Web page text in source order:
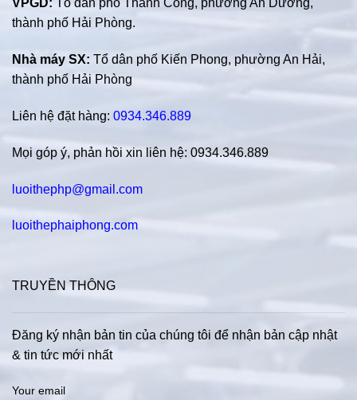
VPGD: Tổ dân phố Thành Công, phường An Dương,
thành phố Hải Phòng.
Nhà máy SX: Tổ dân phố Kiến Phong, phường An Hải,
thành phố Hải Phòng
Liên hệ đặt hàng: 0934.346.889
Mọi góp ý, phản hồi xin liên hệ: 0934.346.889
luoithephp@gmail.com
luoithephaiphong.com
TRUYỀN THÔNG
Đăng ký nhận bản tin của chúng tôi để nhận bản cập nhật
& tin tức mới nhất
Your email